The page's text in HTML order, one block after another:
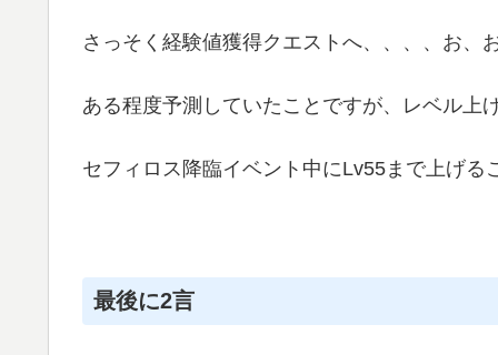
さっそく経験値獲得クエストへ、、、、お、
ある程度予測していたことですが、レベル上
セフィロス降臨イベント中にLv55まで上げる
最後に2言